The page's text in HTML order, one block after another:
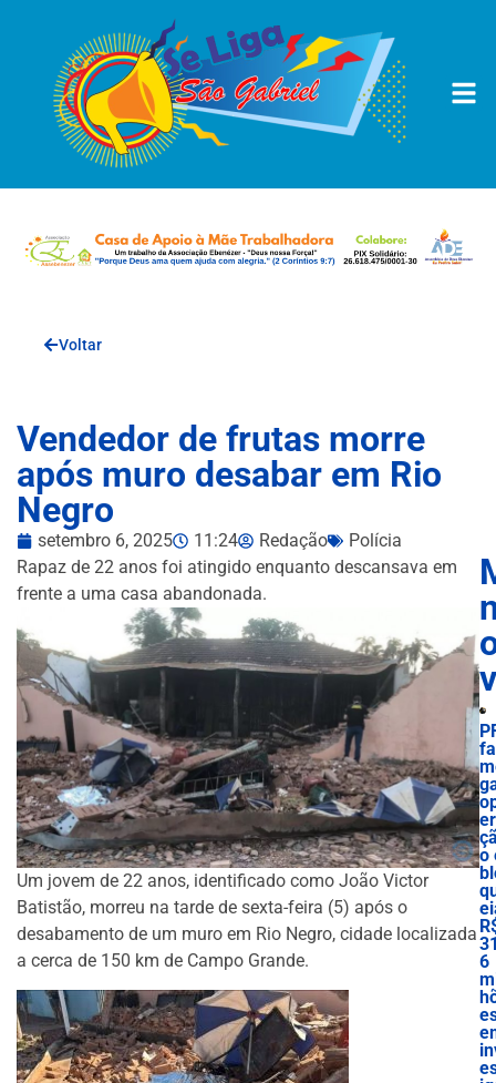
Voltar
Vendedor de frutas morre
após muro desabar em Rio
Negro
setembro 6, 2025 11:24 Redação
Polícia
Rapaz de 22 anos foi atingido enquanto descansava em
frente a uma casa abandonada.
Um jovem de 22 anos, identificado como João Victor
Batistão, morreu na tarde de sexta-feira (5) após o
desabamento de um muro em Rio Negro, cidade localizada
a cerca de 150 km de Campo Grande.
o
6